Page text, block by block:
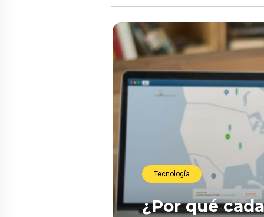
Tecnología
¿Por qué